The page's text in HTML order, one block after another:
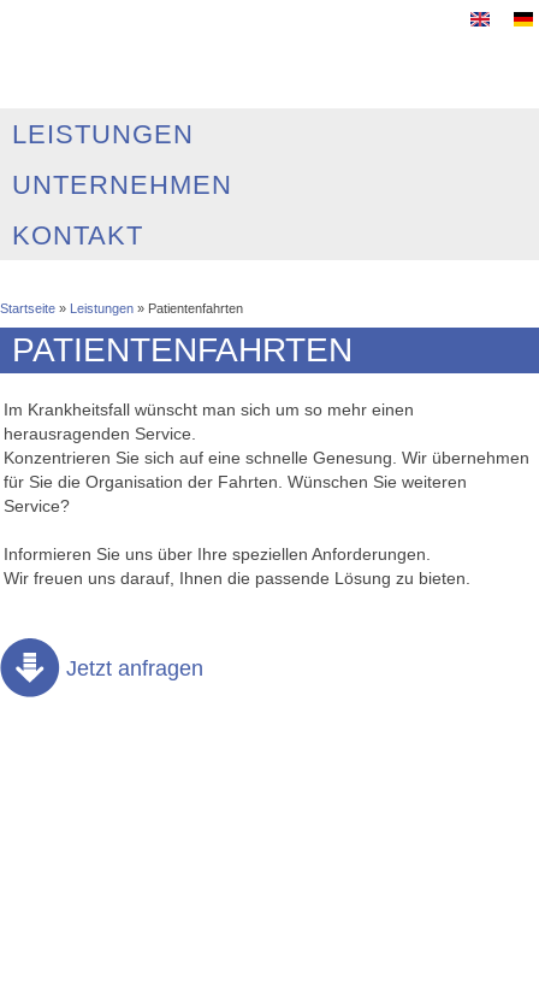
LEISTUNGEN
UNTERNEHMEN
KONTAKT
Sie sind hier
Startseite » Leistungen » Patientenfahrten
PATIENTENFAHRTEN
Im Krankheitsfall wünscht man sich um so mehr einen
herausragenden Service.
Konzentrieren Sie sich auf eine schnelle Genesung. Wir übernehmen
für Sie die Organisation der Fahrten. Wünschen Sie weiteren
Service?
Informieren Sie uns über Ihre speziellen Anforderungen.
Wir freuen uns darauf, Ihnen die passende Lösung zu bieten.
Jetzt anfragen